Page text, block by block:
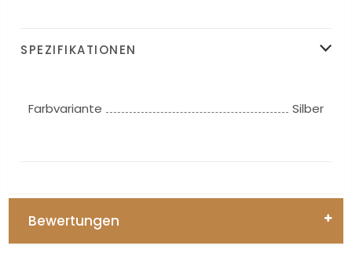
SPEZIFIKATIONEN
Farbvariante Silber
Bewertungen